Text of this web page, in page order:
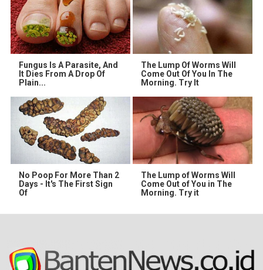
Fungus Is A Parasite, And
It Dies From A Drop Of
Plain...
The Lump Of Worms Will
Come Out Of You In The
Morning. Try It
No Poop For More Than 2
Days - It's The First Sign
Of
The Lump of Worms Will
Come Out of You in The
Morning. Try it